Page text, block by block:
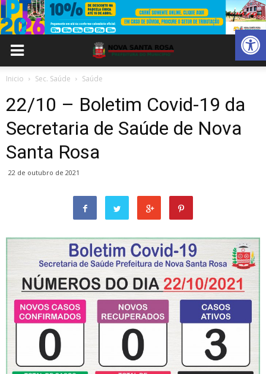
Abrir
Inicio Sec. Saúde Saúde
22/10 – Boletim Covid-19 da
Secretaria de Saúde de Nova
Santa Rosa
22 de outubro de 2021